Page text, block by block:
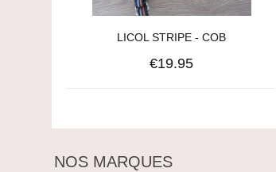
LICOL STRIPE - COB
€19.95
NOS MARQUES